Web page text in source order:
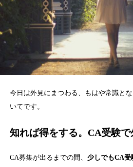
今日は外見にまつわる、もはや常識と
いてです。
知れば得をする。CA受験
CA募集が出るまでの間、 少しでもCA受